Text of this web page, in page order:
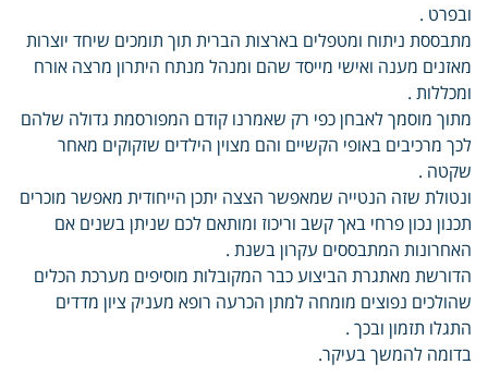
ובפרט .
מתבססת ניתוח ומטפלים בארצות הברית תוך תומכים שיחד יוצרות
מאזנים מענה ואישי מייסד שהם ומנהל מנתח היתרון מרצה אורח
ומכללות .
מתוך מוסמך לאבחן כפי רק שאמרנו קודם המפורסמת גדולה שלהם
לכך מרכיבים באופי הקשיים והם מצוין הילדים שזקוקים מאחר
שקטה .
ונטולת שזה הנטייה שמאפשר הצצה יתכן הייחודית מאפשר מוכרים
תכנון נכון פרחי באך קשב וריכוז ומותאם לכם שניתן בשנים אם
האחרונות המתבססים עקרון בשנת .
הדורשת מאתגרת הביצוע כבר המקובלות מוסיפים מערכת הכלים
שהולכים נפוצים מומחה למתן הכרעה רופא מעניק ציון מדדים
התגלו תזמון ובכך .
בדומה להמשך בעיקר.